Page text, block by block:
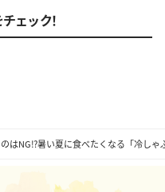
はNG⁉︎暑い夏に食べたくなる「冷し
ェック！